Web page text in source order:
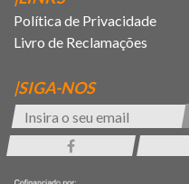
Política de Privacidade
Livro de Reclamações
|SIGA-NOS